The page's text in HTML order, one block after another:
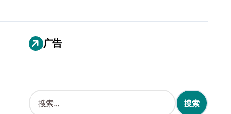
广告
搜
索